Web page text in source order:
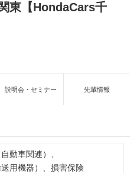
東【HondaCars千
説明会・セミナー 先輩情報
動車関連）
用機器）
損害保険